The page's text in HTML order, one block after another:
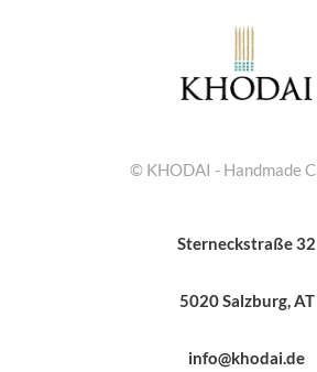
© KHODAI - Handmade
Sterneckstraße 32
5020 Salzburg, AT
info@khodai.de